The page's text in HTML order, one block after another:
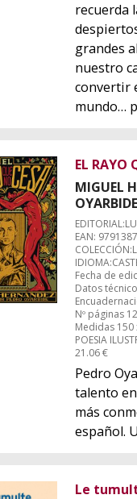
recuerda
grandes
nuestro
convertir
mundo…
EL RAYO
MIGUEL
OYARBIDE
EAN:
Fecha de
Datos
Nº páginas
Medidas 150
POESIA
21.06 €
Pedro
talento
más
español.
Le